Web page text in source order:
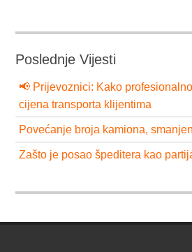
Poslednje Vijesti
📢 Prijevoznici: Kako
cijena transporta klijentima
Povećanje broja kamiona,
Zašto je posao špeditera kao